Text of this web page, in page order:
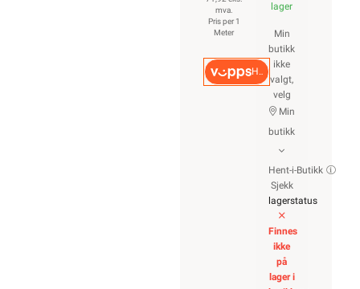
mva.
Pris per 1
Meter
Hurtigkasse
lager
Min
butikk
ikke
valgt,
velg
Min
butikk
Hent-i-Butikk
Sjekk
lagerstatus
Finnes
ikke
på
lager i